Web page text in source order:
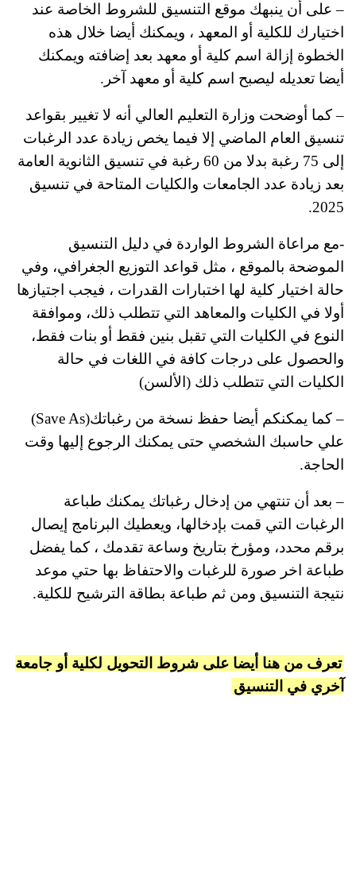
– على أن ينبهك موقع التنسيق للشروط الخاصة عند
اختيارك للكلية أو المعهد ، ويمكنك أيضا خلال هذه
الخطوة إزالة اسم كلية أو معهد بعد إضافته ويمكنك
أيضا تعديله ليصبح اسم كلية أو معهد آخر.
– كما أوضحت وزارة التعليم العالي أنه لا تغيير بقواعد
تنسيق العام الماضي إلا فيما يخص زيادة عدد الرغبات
إلى 75 رغبة بدلا من 60 رغبة في تنسيق الثانوية العامة
بعد زيادة عدد الجامعات والكليات المتاحة في تنسيق
2025.
-مع مراعاة الشروط الواردة في دليل التنسيق
الموضحة بالموقع ، مثل قواعد التوزيع الجغرافي، وفي
حالة اختيار كلية لها اختبارات القدرات ، فيجب اجتيازها
أولا في الكليات والمعاهد التي تتطلب ذلك، وموافقة
النوع في الكليات التي تقبل بنين فقط أو بنات فقط،
والحصول على درجات كافة في اللغات في حالة
الكليات التي تتطلب ذلك (الألسن)
– كما يمكنكم أيضا حفظ نسخة من رغباتك(Save As)
علي حاسبك الشخصي حتى يمكنك الرجوع إليها وقت
الحاجة.
– بعد أن تنتهي من إدخال رغباتك يمكنك طباعة
الرغبات التي قمت بإدخالها، ويعطيك البرنامج إيصال
برقم محدد، ومؤرخ بتاريخ وساعة تقدمك ، كما يفضل
طباعة اخر صورة للرغبات والاحتفاظ بها حتي موعد
نتيجة التنسيق ومن ثم طباعة بطاقة الترشيح للكلية.
تعرف من هنا أيضا على شروط التحويل لكلية أو جامعة
آخري في التنسيق